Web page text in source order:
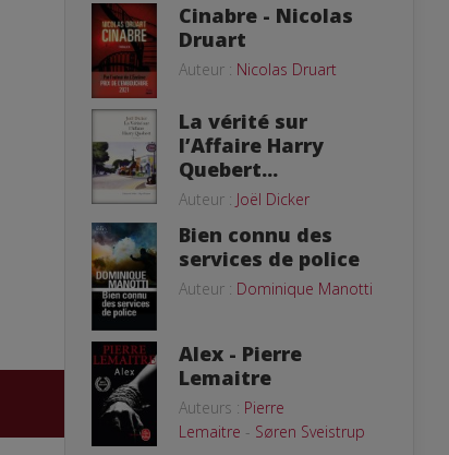
Cinabre - Nicolas
Druart
Auteur : Nicolas Druart
La vérité sur
l’Affaire Harry
Quebert...
Auteur : Joël Dicker
Bien connu des
services de police
Auteur : Dominique Manotti
Alex - Pierre
Lemaitre
Auteurs : Pierre
Lemaitre - Søren Sveistrup